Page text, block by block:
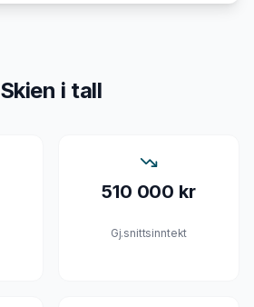
Skien i tall
510 000 kr
Gj.snittsinntekt